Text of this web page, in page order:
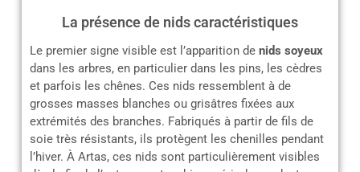
La présence de nids caractéristiques
Le premier signe visible est l’apparition de nids soyeux
dans les arbres, en particulier dans les pins, les cèdres
et parfois les chênes. Ces nids ressemblent à de
grosses masses blanches ou grisâtres fixées aux
extrémités des branches. Fabriqués à partir de fils de
soie très résistants, ils protègent les chenilles pendant
l’hiver. À Artas, ces nids sont particulièrement visibles